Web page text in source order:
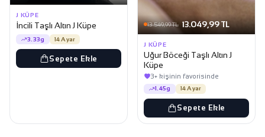
J KÜPE
İncili Taşlı Altın J Küpe
3.33g 14 Ayar
Sepete Ekle
13.549,99 TL 13.049,99 TL
J KÜPE
Uğur Böceği Taşlı Altın J
Küpe
3+ kişinin favorisinde
1.45g 14 Ayar
Sepete Ekle